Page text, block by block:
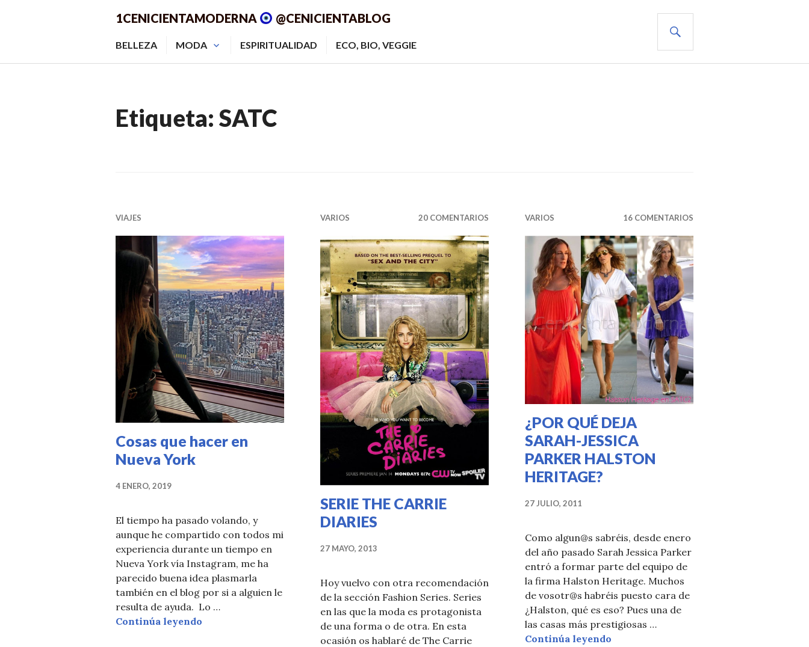
1CENICIENTAMODERNA @CENICIENTABLOG
BELLEZA MODA ESPIRITUALIDAD ECO, BIO, VEGGIE
Etiqueta: SATC
VIAJES
Cosas que hacer en
Nueva York
4 ENERO, 2019
El tiempo ha pasado volando, y
aunque he compartido con todos mi
experiencia durante un tiempo en
Nueva York vía Instagram, me ha
parecido buena idea plasmarla
también en el blog por si a alguien le
resulta de ayuda. Lo …
Continúa leyendo Cosas que hacer en Nueva York
VARIOS 20 COMENTARIOS
SERIE THE CARRIE
DIARIES
27 MAYO, 2013
Hoy vuelvo con otra recomendación
de la sección Fashion Series. Series
en las que la moda es protagonista
de una forma o de otra. En esta
ocasión os hablaré de The Carrie
VARIOS 16 COMENTARIOS
¿POR QUÉ DEJA
SARAH-JESSICA
PARKER HALSTON
HERITAGE?
27 JULIO, 2011
Como algun@s sabréis, desde enero
del año pasado Sarah Jessica Parker
entró a formar parte del equipo de
la firma Halston Heritage. Muchos
de vosotr@s habréis puesto cara de
¿Halston, qué es eso? Pues una de
las casas más prestigiosas …
Continúa leyendo